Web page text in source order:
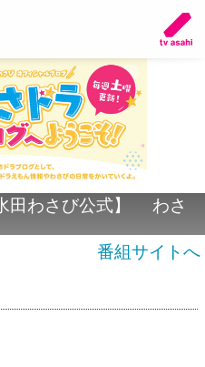
田わさび公式】 わさ
番組サイトへ